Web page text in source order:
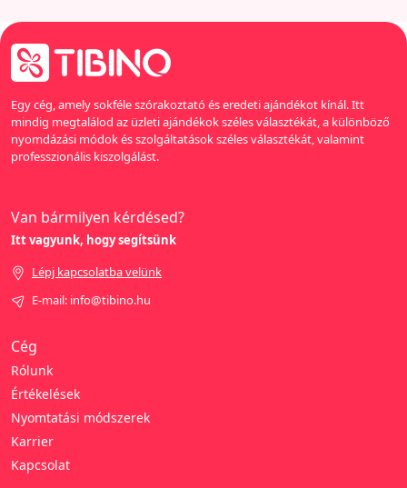
Egy cég, amely sokféle szórakoztató és eredeti ajándékot kínál. Itt
mindig megtalálod az üzleti ajándékok széles választékát, a különböző
nyomdázási módok és szolgáltatások széles választékát, valamint
professzionális kiszolgálást.
Cég
Rólunk
Értékelések
Nyomtatási módszerek
Karrier
Kapcsolat
Van bármilyen kérdésed?
Itt vagyunk, hogy segítsünk
Lépj kapcsolatba velünk
E-mail: info@tibino.hu